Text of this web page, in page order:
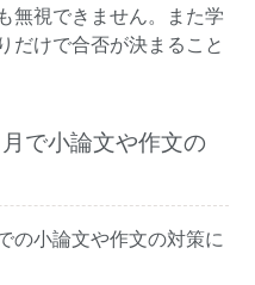
無視できません。また学
だけで合否が決まること
で小論文や作文の
の小論文や作文の対策に